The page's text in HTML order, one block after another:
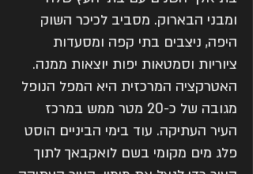
ומבני הבארוק. מסביב לכיכר השוק
היפה, ניצבים בתי קפה ומסעדות
ציוריות וסמטאות יפות יוצאות ממנה.
האטרקציה המרכזית היא המפל הנופל
מגובה של כ-20 מטר ממש במרכז
העיר העתיקה. עוד בימי הביניים הוסט
פלג מים מקומי בשם לואקבאך לתוך